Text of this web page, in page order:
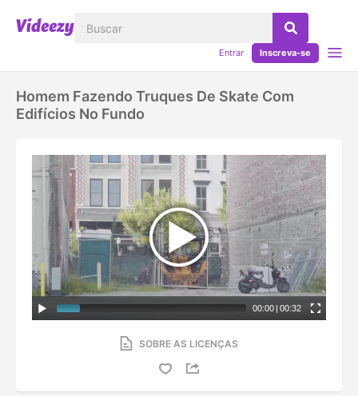
Entrar Inscreva-se
Homem Fazendo Truques De Skate Com
Edifícios No Fundo
00:00 | 00:32
SOBRE AS LICENÇAS